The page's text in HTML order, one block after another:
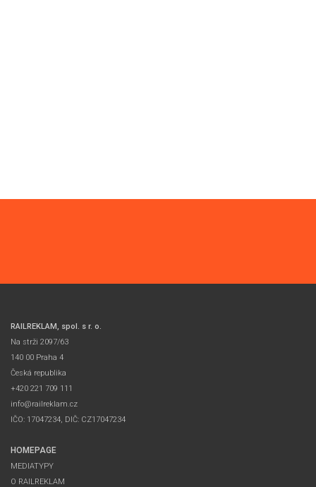
RAILREKLAM, spol. s r. o.
Na strži 2097/63
140 00 Praha 4
Česká republika
+420 221 709 111
info@railreklam.cz
IČO: 17047234, DIČ: CZ17047234
HOMEPAGE
MEDIATYPY
O RAILREKLAM